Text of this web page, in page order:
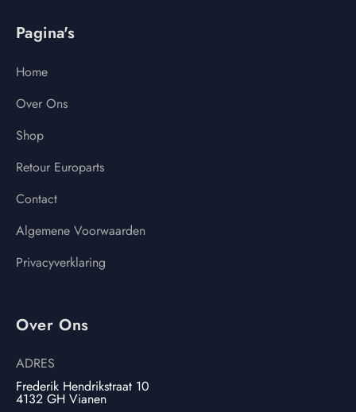
Pagina's
Home
Over Ons
Shop
Retour Europarts
Contact
Algemene Voorwaarden
Privacyverklaring
Over Ons
ADRES
Frederik Hendrikstraat 10
4132 GH Vianen